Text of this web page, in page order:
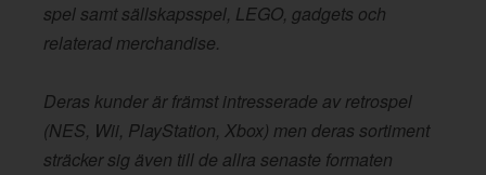
spel samt sällskapsspel, LEGO, gadgets och
relaterad merchandise.
Deras kunder är främst intresserade av retrospel
(NES, Wii, PlayStation, Xbox) men deras sortiment
sträcker sig även till de allra senaste formaten